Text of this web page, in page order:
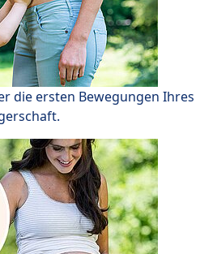
die ersten Bewegungen Ihres